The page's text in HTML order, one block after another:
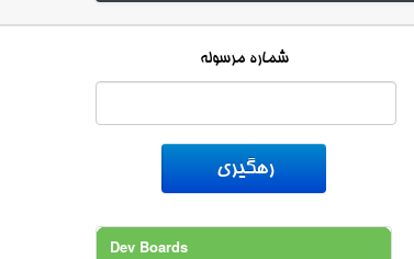
شماره مرسوله
Dev Boards